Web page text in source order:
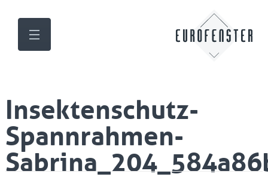
Insektenschutz-
Spannrahmen-